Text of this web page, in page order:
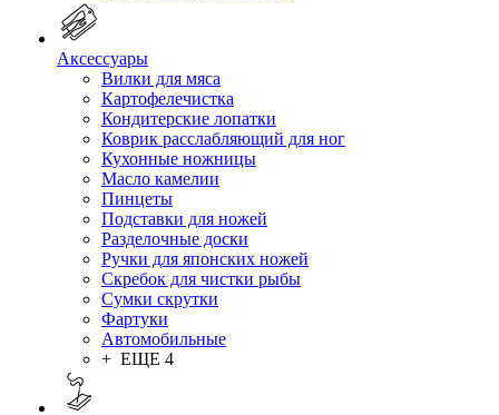
Аксессуары
Вилки для мяса
Картофелечистка
Кондитерские лопатки
Коврик расслабляющий для ног
Кухонные ножницы
Масло камелии
Пинцеты
Подставки для ножей
Разделочные доски
Ручки для японских ножей
Скребок для чистки рыбы
Сумки скрутки
Фартуки
Автомобильные
+ ЕЩЕ 4